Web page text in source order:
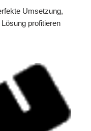
Umsetzung,
profitieren